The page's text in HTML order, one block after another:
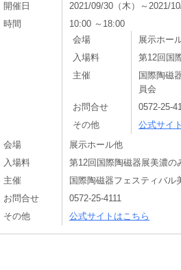
開催日
2021/09/30（木）～2021/
時間
10:00 ～18:00
会場
展示ホー
入場料
第12回国
主催
国際陶磁
員会
お問合せ
0572-25-
その他
公式サイ
会場
展示ホール他
入場料
第12回国際陶磁器展美濃の
主催
国際陶磁器フェスティバル
お問合せ
0572-25-4111
その他
公式サイトはこちら